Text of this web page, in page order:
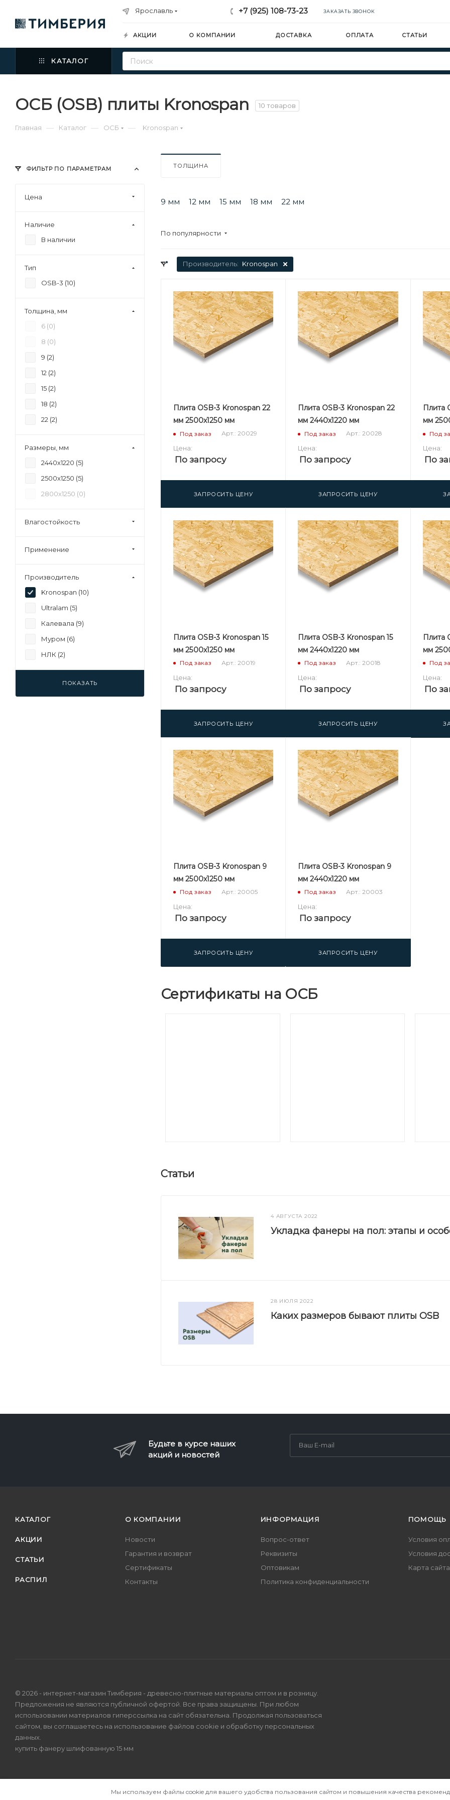
Ярославль +7 (925) 108-73-23 ЗАКАЗАТЬ ЗВОНОК
АКЦИИ О КОМПАНИИ ДОСТАВКА ОПЛАТА СТАТЬИ
КАТАЛОГ
ОСБ (OSB) плиты Kronospan 10 товаров
Главная — Каталог — ОСБ — Kronospan
ТОЛЩИНА
9 мм 12 мм 15 мм 18 мм 22 мм
По популярности
Производитель: Kronospan
Плита OSB-3 Kronospan 22
мм 2500х1250 мм
Под заказ Арт.: 20029
Цена:
По запросу
ЗАПРОСИТЬ ЦЕНУ
Плита OSB-3 Kronospan 22
мм 2440х1220 мм
Под заказ Арт.: 20028
Цена:
По запросу
ЗАПРОСИТЬ ЦЕНУ
Плита
мм
Под
Цена:
По
Плита OSB-3 Kronospan 15
мм 2500х1250 мм
Под заказ Арт.: 20019
Цена:
По запросу
ЗАПРОСИТЬ ЦЕНУ
Плита OSB-3 Kronospan 15
мм 2440х1220 мм
Под заказ Арт.: 20018
Цена:
По запросу
ЗАПРОСИТЬ ЦЕНУ
Плита
мм
Под
Цена:
По
Плита OSB-3 Kronospan 9
мм 2500х1250 мм
Под заказ Арт.: 20005
Цена:
По запросу
ЗАПРОСИТЬ ЦЕНУ
Плита OSB-3 Kronospan 9
мм 2440х1220 мм
Под заказ Арт.: 20003
Цена:
По запросу
ЗАПРОСИТЬ ЦЕНУ
Сертификаты на ОСБ
Статьи
4 АВГУСТА 2022
Укладка фанеры на пол: этапы и
28 ИЮЛЯ 2022
Каких размеров бывают плиты OSB
ФИЛЬТР ПО ПАРАМЕТРАМ
Цена
Наличие
В наличии
Тип
OSB-3 (10)
Толщина, мм
6 (0)
8 (0)
9 (2)
12 (2)
15 (2)
18 (2)
22 (2)
Размеры, мм
2440х1220 (5)
2500х1250 (5)
2800х1250 (0)
Влагостойкость
Применение
Производитель
Kronospan (10)
Ultralam (5)
Калевала (9)
Муром (6)
НЛК (2)
ПОКАЗАТЬ
Будьте в курсе наших
акций и новостей
КАТАЛОГ
АКЦИИ
СТАТЬИ
РАСПИЛ
О КОМПАНИИ
Новости
Гарантия и возврат
Сертификаты
Контакты
ИНФОРМАЦИЯ
Вопрос-ответ
Реквизиты
Оптовикам
Политика конфиденциальности
ПОМОЩЬ
Условия
Условия
Карта сайта
© 2026 - интернет-магазин Тимберия - древесно-плитные материалы оптом и в розницу.
Предложения не являются публичной офертой. Все права защищены. При любом
использовании материалов гиперссылка на сайт обязательна. Продолжая пользоваться
сайтом, вы соглашаетесь на использование файлов cookie и обработку персональных
данных.
купить фанеру шлифованную 15 мм
Мы используем файлы cookie для вашего удобства пользования сайтом и повышения качества